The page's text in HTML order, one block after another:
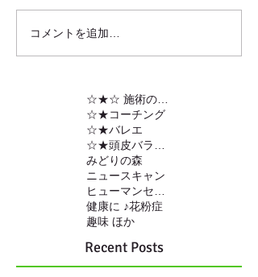
コメントを追加…
☆★コーチング
☆★バレエ
みどりの森
ニュースキャン
健康に ♪花粉症
趣味 ほか
Recent Posts